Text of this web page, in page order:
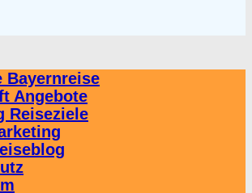
Bayernreise
Angebote
Reiseziele